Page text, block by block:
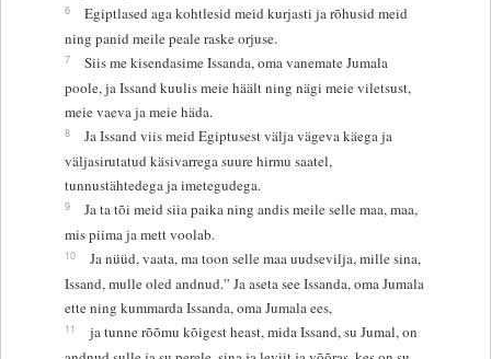
6
Egiptlased aga kohtlesid meid kurjasti ja rõhusid meid
ning panid meile peale raske orjuse.
7
Siis me kisendasime Issanda, oma vanemate Jumala
poole, ja Issand kuulis meie häält ning nägi meie viletsust,
meie vaeva ja meie häda.
8
Ja Issand viis meid Egiptusest välja vägeva käega ja
väljasirutatud käsivarrega suure hirmu saatel,
tunnustähtedega ja imetegudega.
9
Ja ta tõi meid siia paika ning andis meile selle maa, maa,
mis piima ja mett voolab.
10
Ja nüüd, vaata, ma toon selle maa uudsevilja, mille sina,
Issand, mulle oled andnud.” Ja aseta see Issanda, oma Jumala
ette ning kummarda Issanda, oma Jumala ees,
11
ja tunne rõõmu kõigest heast, mida Issand, su Jumal, on